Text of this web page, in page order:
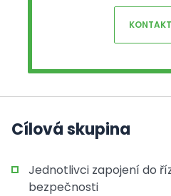
KONTAKT
Cílová skupina
Jednotlivci zapojení do
bezpečnosti